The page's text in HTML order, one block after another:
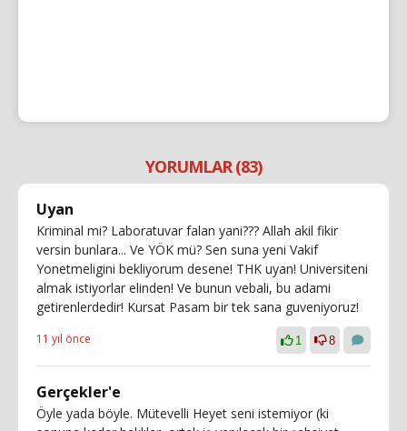
YORUMLAR (83)
Uyan
Kriminal mi? Laboratuvar falan yani??? Allah akil fikir
versin bunlara... Ve YÖK mü? Sen suna yeni Vakif
Yonetmeligini bekliyorum desene! THK uyan! Universiteni
almak istiyorlar elinden! Ve bunun vebali, bu adami
getirenlerdedir! Kursat Pasam bir tek sana guveniyoruz!
11 yıl önce 1 8
Gerçekler'e
Öyle yada böyle. Mütevelli Heyet seni istemiyor (ki